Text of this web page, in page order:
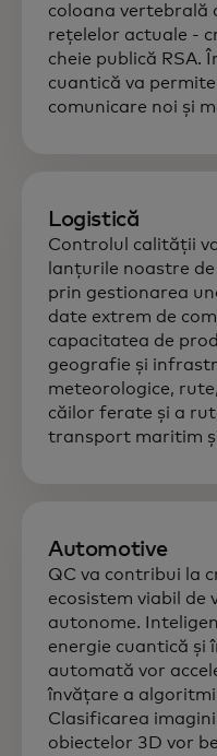
coloana vertebrală
rețelelor actuale -
cheie publică RSA.
cuantică va
comunicare noi și
Logistică
Controlul calității
lanțurile noastre
prin gestionarea
date extrem de
capacitatea de
geografie și
meteorologice,
căilor ferate și a
transport maritim
Automotive
QC va contribui la
ecosistem viabil de
autonome.
energie cuantică și
automată vor
învățare a
Clasificarea
obiectelor 3D vor